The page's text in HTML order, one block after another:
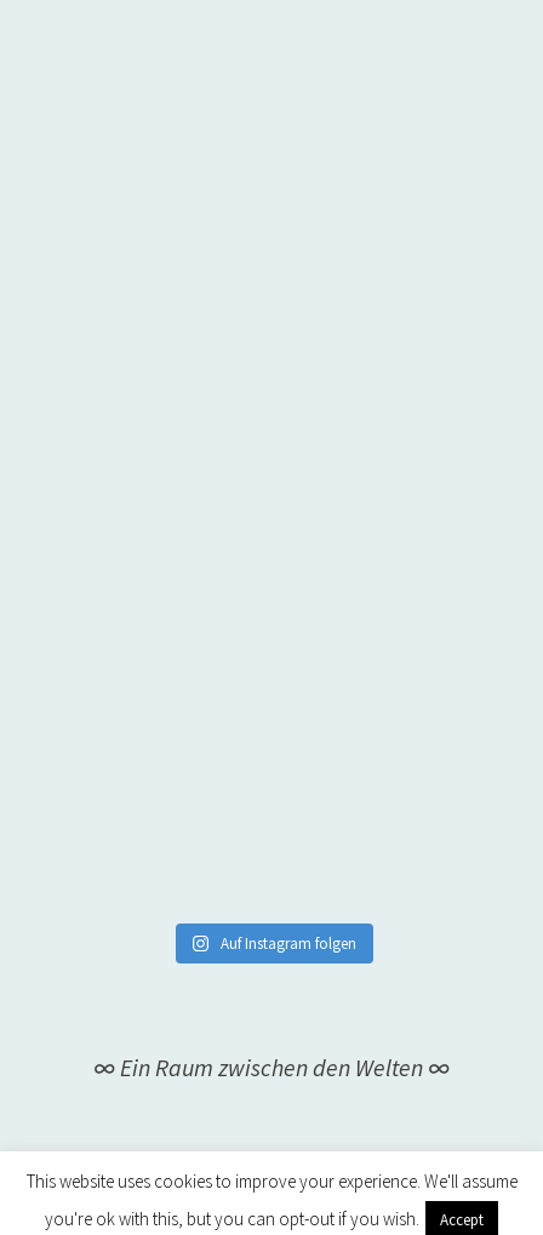
Auf Instagram folgen
∞ Ein Raum zwischen den Welten ∞
This website uses cookies to improve your experience. We'll assume
you're ok with this, but you can opt-out if you wish.
Accept